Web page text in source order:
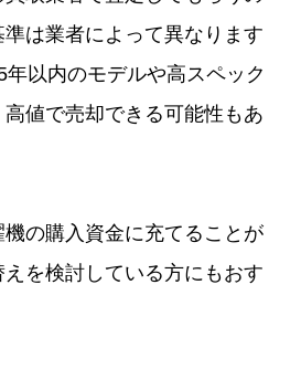
は業者によって異なります
以内のモデルや高スペック
値で売却できる可能性もあ
の購入資金に充てることが
を検討している方にもおす